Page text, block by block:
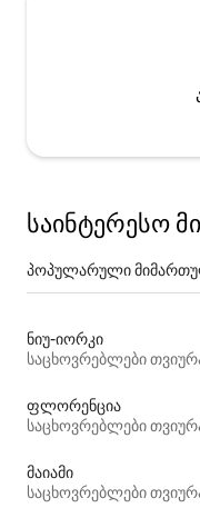
საინტერესო
პოპულარული
ნიუ-იორკი
საცხოვრებლები
ფლორენცია
საცხოვრებლები
მაიამი
საცხოვრებლები